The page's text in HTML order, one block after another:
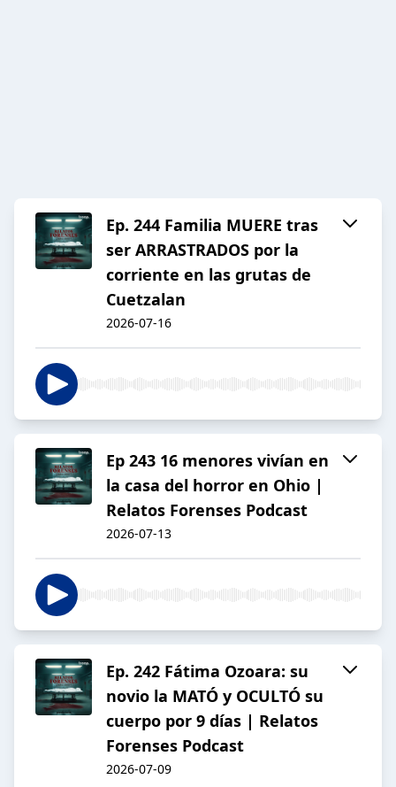
Ep. 244 Familia MUERE tras
ser ARRASTRADOS por la
corriente en las grutas de
Cuetzalan
2026-07-16
Ep 243 16 menores vivían en
la casa del horror en Ohio |
Relatos Forenses Podcast
2026-07-13
Ep. 242 Fátima Ozoara: su
novio la MATÓ y OCULTÓ su
cuerpo por 9 días | Relatos
Forenses Podcast
2026-07-09